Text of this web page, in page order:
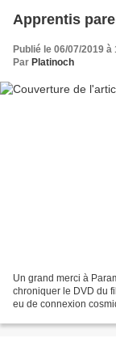
Apprentis
Publié le 06/07/2019 à
Par Platinoch
Un grand merci à
chroniquer le DVD du
eu de connexion